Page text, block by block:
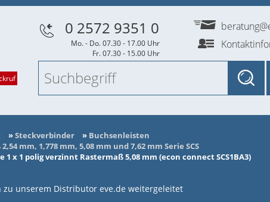
»Steckverbinder » Buchsenleisten
mm, 1,778 mm, 5,08 mm und 7,62 mm Serie SCS
x 1 polig verzinnt Rastermaß 5,08 mm (econ connect SCS1BA3)
zu unserem Distributor eve.de weitergeleitet
0 2572 9351 0
Mo. - Do. 07.30 - 17.00 Uhr
Fr. 07.30 - 15.00 Uhr